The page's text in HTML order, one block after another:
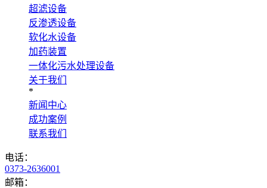
超滤设备
反渗透设备
软化水设备
加药装置
一体化污水处理设备
关于我们
*
新闻中心
成功案例
联系我们
电话：
0373-2636001
邮箱：